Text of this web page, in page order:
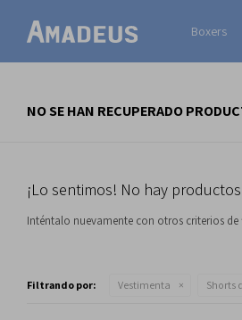
Boxers
NO SE HAN RECUPERADO
¡Lo sentimos! No hay
Inténtalo nuevamente con otros criterios
Filtrando por: Vestimenta Shorts